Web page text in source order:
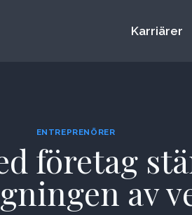
Karriärer
ENTREPRENÖRER
företag
av